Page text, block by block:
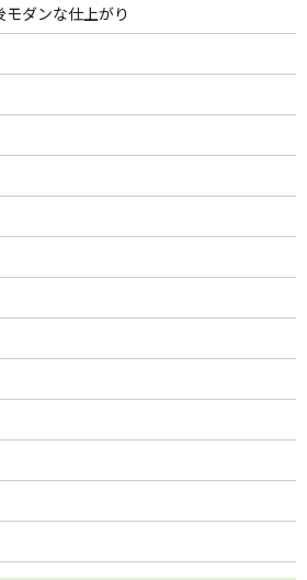
ダンな仕上がり